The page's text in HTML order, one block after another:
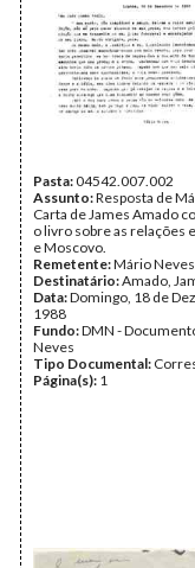
Pasta:04542.007.002
Assunto:Resposta de
Carta de James Amado
o livro sobre as relações
e Moscovo.
Remetente:Mário Neves
Destinatário:Amado,
Data:Domingo, 18 de
1988
Fundo:DMN -
Neves
Tipo Documental:
Página(s): 1